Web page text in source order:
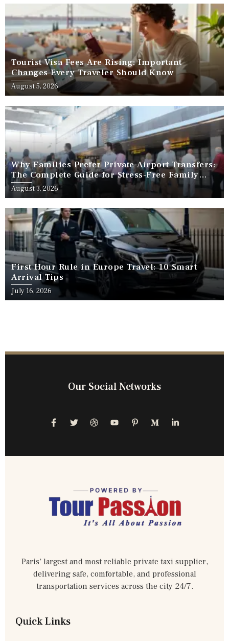
Tourist Visa Fees Are Rising: Important
Changes Every Traveler Should Know
August 5, 2026
Why Families Prefer Private Airport Transfers:
The Complete Guide for Stress-Free Family
Travel
August 3, 2026
First Hour Rule in Europe Travel: 10 Smart
Arrival Tips
July 16, 2026
Our Social Networks
Paris’ largest and most reliable private taxi supplier,
delivering safe, comfortable, and professional
transportation services across the city 24/7.
Quick Links